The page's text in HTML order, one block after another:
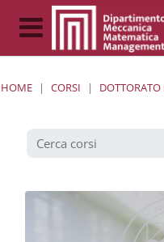
Vai al contenuto principale
Pannello laterale
HOME CORSI DOTTORATO
Cerca corsi